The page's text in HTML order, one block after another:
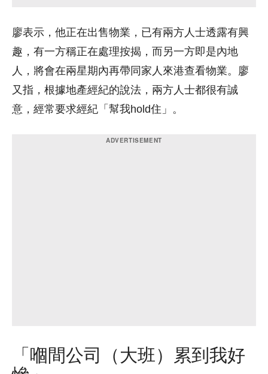
廖表示，他正在出售物業，已有兩方人士透露有興
趣，有一方稱正在處理按揭，而另一方即是內地
人，將會在兩星期內再帶同家人來港查看物業。廖
又指，根據地產經紀的說法，兩方人士都很有誠
意，經常要求經紀「幫我hold住」。
「嗰間公司（大班）累到我好